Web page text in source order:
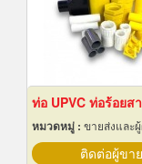
หมวดหมู่ : ขายส่งและผู้ผลิตอุปกรณ์
ติดต่อผู้ขาย